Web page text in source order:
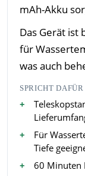
mAh-Akku
Das Gerät ist
für
was auch
SPRICHT DAFÜR
Für
Tiefe
60 Minuten